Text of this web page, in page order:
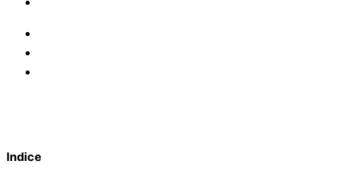
Indice